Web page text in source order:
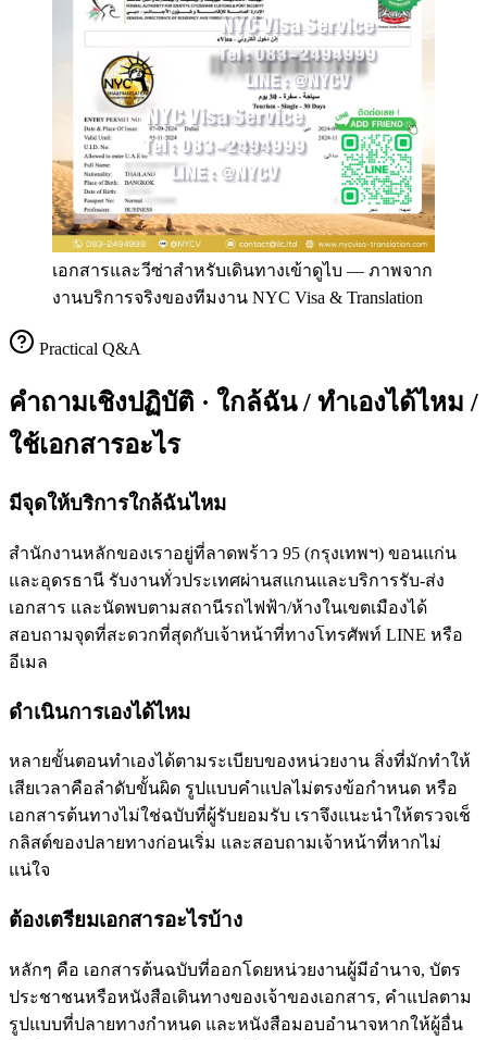
เอกสารและวีซ่าสำหรับเดินทางเข้าดูไบ — ภาพจาก
งานบริการจริงของทีมงาน NYC Visa & Translation
Practical Q&A
คำถามเชิงปฏิบัติ · ใกล้ฉัน / ทำเองได้ไหม /
ใช้เอกสารอะไร
มีจุดให้บริการใกล้ฉันไหม
สำนักงานหลักของเราอยู่ที่ลาดพร้าว 95 (กรุงเทพฯ) ขอนแก่น
และอุดรธานี รับงานทั่วประเทศผ่านสแกนและบริการรับ-ส่ง
เอกสาร และนัดพบตามสถานีรถไฟฟ้า/ห้างในเขตเมืองได้
สอบถามจุดที่สะดวกที่สุดกับเจ้าหน้าที่ทางโทรศัพท์ LINE หรือ
อีเมล
ดำเนินการเองได้ไหม
หลายขั้นตอนทำเองได้ตามระเบียบของหน่วยงาน สิ่งที่มักทำให้
เสียเวลาคือลำดับขั้นผิด รูปแบบคำแปลไม่ตรงข้อกำหนด หรือ
เอกสารต้นทางไม่ใช่ฉบับที่ผู้รับยอมรับ เราจึงแนะนำให้ตรวจเช็
กลิสต์ของปลายทางก่อนเริ่ม และสอบถามเจ้าหน้าที่หากไม่
แน่ใจ
ต้องเตรียมเอกสารอะไรบ้าง
หลักๆ คือ เอกสารต้นฉบับที่ออกโดยหน่วยงานผู้มีอำนาจ, บัตร
ประชาชนหรือหนังสือเดินทางของเจ้าของเอกสาร, คำแปลตาม
รูปแบบที่ปลายทางกำหนด และหนังสือมอบอำนาจหากให้ผู้อื่น